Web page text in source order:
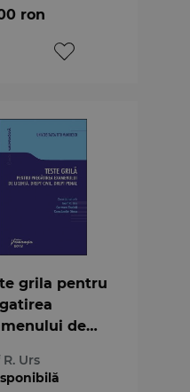
ron
grila pentru
de
Drept penal
Urs